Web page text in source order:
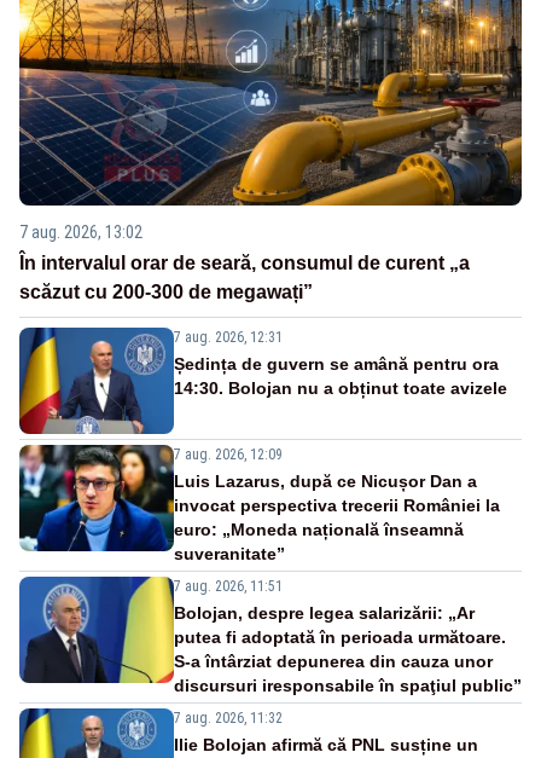
7 aug. 2026, 13:02
În intervalul orar de seară, consumul de curent „a
scăzut cu 200-300 de megawați”
7 aug. 2026, 12:31
Ședința de guvern se amână pentru ora
14:30. Bolojan nu a obținut toate avizele
7 aug. 2026, 12:09
Luis Lazarus, după ce Nicușor Dan a
invocat perspectiva trecerii României la
euro: „Moneda națională înseamnă
suveranitate”
7 aug. 2026, 11:51
Bolojan, despre legea salarizării: „Ar
putea fi adoptată în perioada următoare.
S-a întârziat depunerea din cauza unor
discursuri iresponsabile în spaţiul public”
7 aug. 2026, 11:32
Ilie Bolojan afirmă că PNL susține un